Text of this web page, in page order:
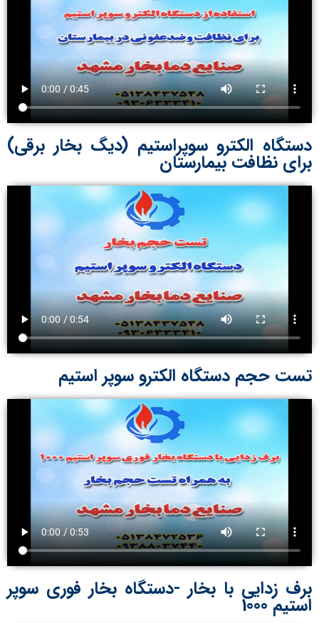
دستگاه الکترو سوپراستیم (دیگ بخار برقی)
برای نظافت بیمارستان
تست حجم دستگاه الکترو سوپر استیم
برف زدایی با بخار -دستگاه بخار فوری سوپر
استیم 1000